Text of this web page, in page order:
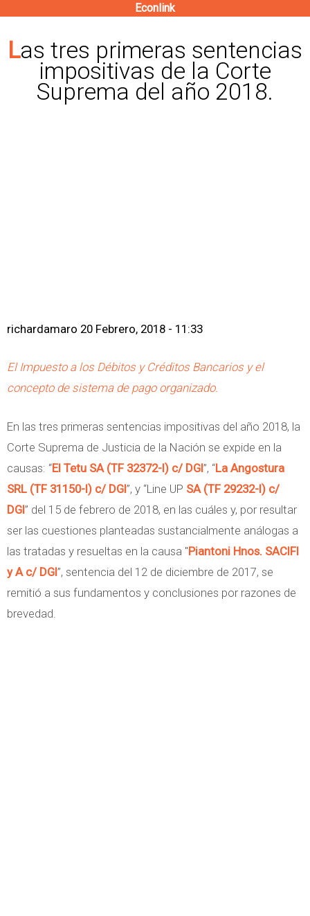
contenido
principal
Econlink
Las tres primeras sentencias
impositivas de la Corte
Suprema del año 2018.
richardamaro 20 Febrero, 2018 - 11:33
El Impuesto a los Débitos y Créditos Bancarios y el
concepto de sistema de pago organizado.
En las tres primeras sentencias impositivas del año 2018, la
Corte Suprema de Justicia de la Nación se expide en la
causas: “El Tetu SA (TF 32372-I) c/ DGI”, “La Angostura
SRL (TF 31150-I) c/ DGI”, y “Line UP SA (TF 29232-I) c/
DGI” del 15 de febrero de 2018, en las cuáles y, por resultar
ser las cuestiones planteadas sustancialmente análogas a
las tratadas y resueltas en la causa "Piantoni Hnos. SACIFI
y A c/ DGI”, sentencia del 12 de diciembre de 2017, se
remitió a sus fundamentos y conclusiones por razones de
brevedad.